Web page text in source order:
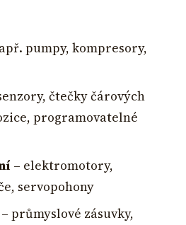
pumpy, kompresory,
čtečky čárových
programovatelné
– elektromotory,
servopohony
– průmyslové zásuvky,